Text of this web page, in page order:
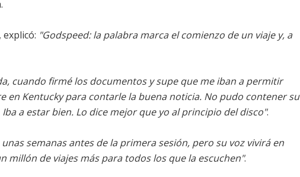
"Godspeed: la palabra marca el comienzo de un viaje y, a
cuando firmé los documentos y supe que me iban a permitir
en Kentucky para contarle la buena noticia. No pudo contener su
a estar bien. Lo dice mejor que yo al principio del disco".
semanas antes de la primera sesión, pero su voz vivirá en
millón de viajes más para todos los que la escuchen".